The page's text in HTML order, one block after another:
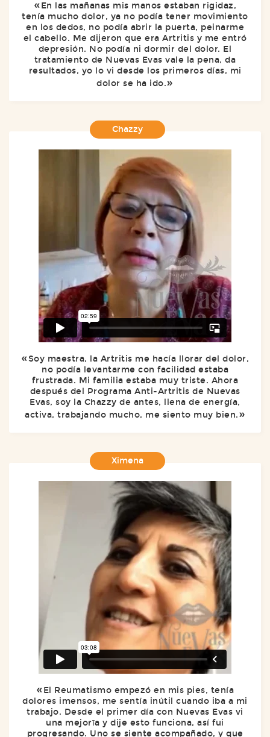
En las mañanas mis manos estaban rigidaz,
tenía mucho dolor, ya no podía tener movimiento
en los dedos, no podía abrir la puerta, peinarme
el cabello. Me dijeron que era Artritis y me entró
depresión. No podía ni dormir del dolor. El
tratamiento de Nuevas Evas vale la pena, da
resultados, yo lo vi desde los primeros días, mi
dolor se ha ido.
Chazzy
Soy maestra, la Artritis me hacía llorar del dolor,
no podía levantarme con facilidad estaba
frustrada. Mi familia estaba muy triste. Ahora
después del Programa Anti-Artritis de Nuevas
Evas, soy la Chazzy de antes, llena de energía,
activa, trabajando mucho, me siento muy bien.
Ximena
El Reumatismo empezó en mis pies, tenía
dolores imensos, me sentía inútil cuando iba a mi
trabajo. Desde el primer día con Nuevas Evas vi
una mejorīa y dije esto funciona, así fui
progresando. Uno se siente acompañado, y que